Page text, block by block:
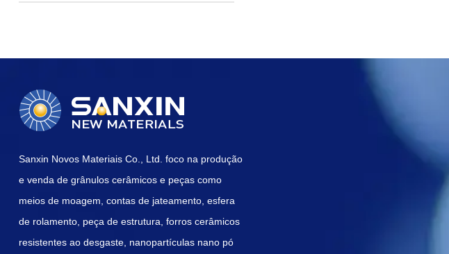
materiais catódicos de fosfato de ferro e
Sanxin Novos Materiais Co., Ltd. foco na produção
e venda de grânulos cerâmicos e peças como
meios de moagem, contas de jateamento, esfera
de rolamento, peça de estrutura, forros cerâmicos
resistentes ao desgaste, nanopartículas nano pó